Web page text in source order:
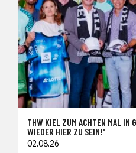
THW KIEL ZUM ACHTEN MAL IN
WIEDER HIER ZU SEIN!"
02.08.26